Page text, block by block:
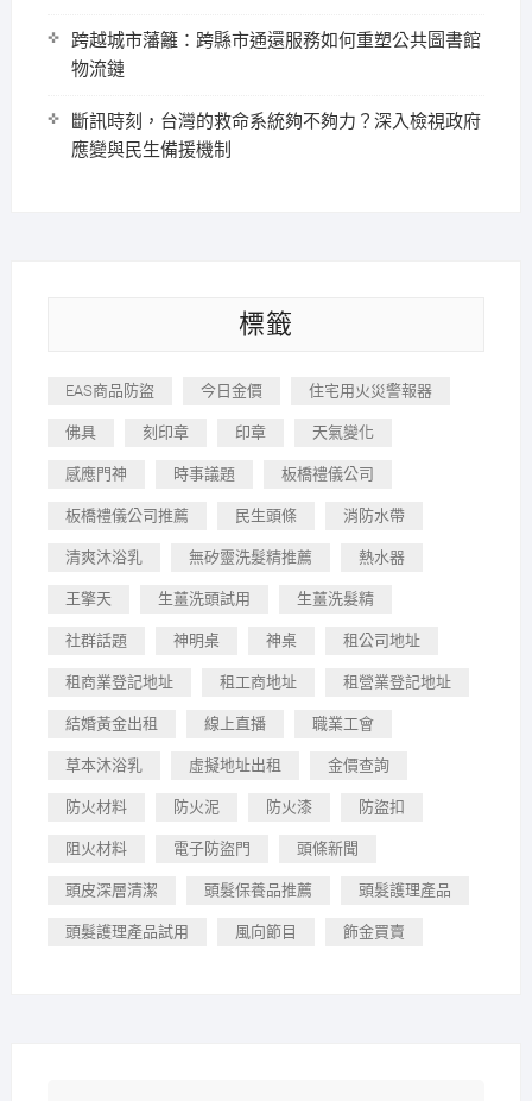
跨越城市藩籬：跨縣市通還服務如何重塑公共圖書館
物流鏈
斷訊時刻，台灣的救命系統夠不夠力？深入檢視政府
應變與民生備援機制
標籤
EAS商品防盜 今日金價 住宅用火災警報器
佛具 刻印章 印章 天氣變化
感應門神 時事議題 板橋禮儀公司
板橋禮儀公司推薦 民生頭條 消防水帶
清爽沐浴乳 無矽靈洗髮精推薦 熱水器
王擎天 生薑洗頭試用 生薑洗髮精
社群話題 神明桌 神桌 租公司地址
租商業登記地址 租工商地址 租營業登記地址
結婚黃金出租 線上直播 職業工會
草本沐浴乳 虛擬地址出租 金價查詢
防火材料 防火泥 防火漆 防盜扣
阻火材料 電子防盜門 頭條新聞
頭皮深層清潔 頭髮保養品推薦 頭髮護理產品
頭髮護理產品試用 風向節目 飾金買賣